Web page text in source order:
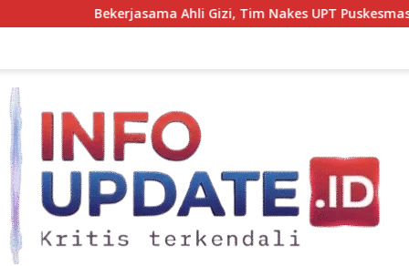
Ahli Gizi, Tim Nakes UPT Puskesmas Kota Bantaeng